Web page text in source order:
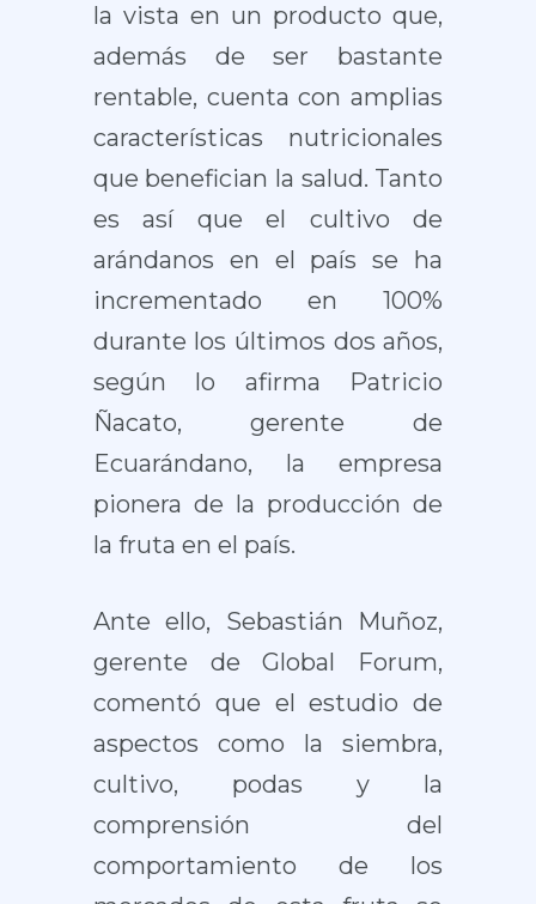
la vista en un producto que,
además de ser bastante
rentable, cuenta con amplias
características nutricionales
que benefician la salud. Tanto
es así que el cultivo de
arándanos en el país se ha
incrementado en 100%
durante los últimos dos años,
según lo afirma Patricio
Ñacato, gerente de
Ecuarándano, la empresa
pionera de la producción de
la fruta en el país.
Ante ello, Sebastián Muñoz,
gerente de Global Forum,
comentó que el estudio de
aspectos como la siembra,
cultivo, podas y la
comprensión del
comportamiento de los